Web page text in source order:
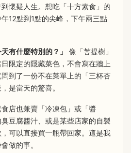
懷疑人生。想吃「十方素食」的
12點到1點的尖峰，下午兩三點
有什麼特別的？」
像「菩提樹」
限定的隱藏菜色，不會寫在牆上
到了一份不在菜單上的「三杯杏
是當天的驚喜。
店也兼賣「冷凍包」或「醬
豆腐醬汁、或是某些店家的自製
可以直接買一瓶帶回家。這是我
做的事。